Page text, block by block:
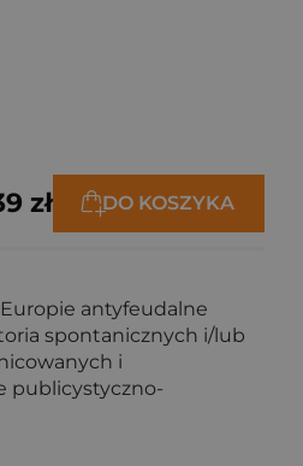
zł DO KOSZYKA
antyfeudalne
spontanicznych i/lub
i
publicystyczno-